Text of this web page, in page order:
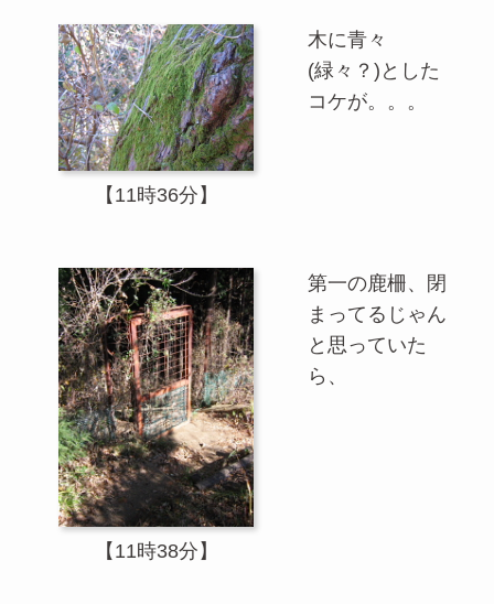
【11時36分】
木に青々
(緑々？)とした
コケが。。。
【11時38分】
第一の鹿柵、閉
まってるじゃん
と思っていた
ら、